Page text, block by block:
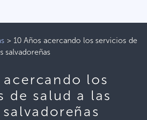
> 10 Años acercando los servicios de
salvadoreñas
acercando los
de salud a las